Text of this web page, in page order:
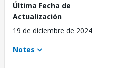
Última Fecha de
Actualización
19 de diciembre de 2024
Notes